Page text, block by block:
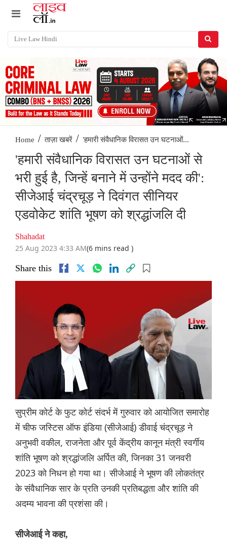
Home / ताज़ा खबरें / 'हमारी संवैधानिक विरासत उन घटनाओं...
'हमारी संवैधानिक विरासत उन घटनाओं से
भरी हुई है, जिन्हें बनाने में उन्होंने मदद की':
सीजेआई चंद्रचूड़ ने दिवंगत सीनियर
एडवोकेट शांति भूषण को श्रद्धांजलि दी
Shahadat
25 Aug 2023 4:33 AM(6 mins read )
Share this
सुप्रीम कोर्ट के फुट कोर्ट संदर्भ में गुरुवार को आयोजित समारोह
में चीफ जस्टिस ऑफ इंडिया (सीजेआई) डीवाई चंद्रचूड़ ने
अनुभवी वकील, राजनेता और पूर्व केंद्रीय कानून मंत्री स्वर्गीय
शांति भूषण को श्रद्धांजलि अर्पित की, जिनका 31 जनवरी
2023 को निधन हो गया था। सीजेआई ने भूषण की लोकतंत्र
के संवैधानिक सार के प्रति उनकी प्रतिबद्धता और शांति की
अदम्य भावना की प्रशंसा की।
सीजेआई ने कहा,